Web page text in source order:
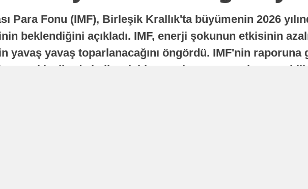
Para Fonu (IMF), Birleşik Krallık'ta büyümenin 2026
beklendiğini açıkladı. IMF, enerji şokunun etkisinin
yavaş yavaş toparlanacağını öngördü. IMF'nin raporuna
sonraki yıllarda istikrarlı bir toparlanma süreci